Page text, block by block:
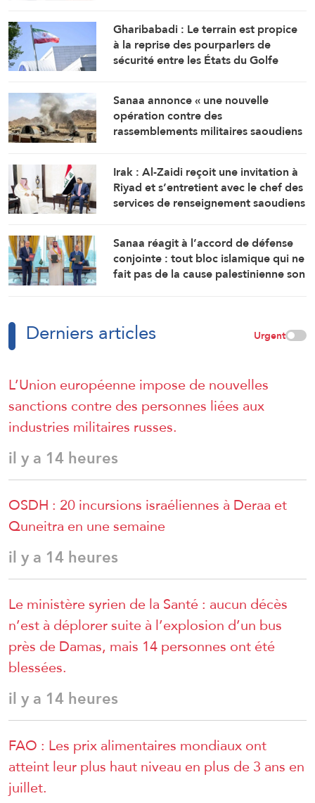
Gharibabadi : Le terrain est propice
à la reprise des pourparlers de
sécurité entre les États du Golfe
Sanaa annonce « une nouvelle
opération contre des
rassemblements militaires saoudiens
Irak : Al-Zaidi reçoit une invitation à
Riyad et s’entretient avec le chef des
services de renseignement saoudiens
Sanaa réagit à l’accord de défense
conjointe : tout bloc islamique qui ne
fait pas de la cause palestinienne son
Derniers articles Urgent
L’Union européenne impose de nouvelles
sanctions contre des personnes liées aux
industries militaires russes.
il y a 14 heures
OSDH : 20 incursions israéliennes à Deraa et
Quneitra en une semaine
il y a 14 heures
Le ministère syrien de la Santé : aucun décès
n’est à déplorer suite à l’explosion d’un bus
près de Damas, mais 14 personnes ont été
blessées.
il y a 14 heures
FAO : Les prix alimentaires mondiaux ont
atteint leur plus haut niveau en plus de 3 ans en
juillet.